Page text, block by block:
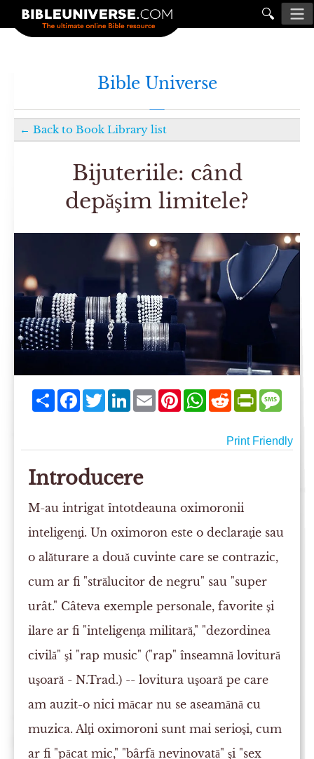
🔍
Bible Universe
← Back to Book Library list
Bijuteriile: când
depăşim limitele?
ShareFacebookTwitterLinkedIn
EmailPinterestWhatsApp
Reddit
Print Friendly
Introducere
M-au intrigat întotdeauna oximoronii
inteligenţi. Un oximoron este o declaraţie sau
o alăturare a două cuvinte care se contrazic,
cum ar fi "strălucitor de negru" sau "super
urât." Câteva exemple personale, favorite şi
ilare ar fi "inteligenţa militară," "dezordinea
civilă" şi "rap music" ("rap" înseamnă lovitură
uşoară - N.Trad.) -- lovitura uşoară pe care
am auzit-o nici măcar nu se aseamănă cu
muzica. Alţi oximoroni sunt mai serioşi, cum
ar fi "păcat mic," "bârfă nevinovată" şi "sex